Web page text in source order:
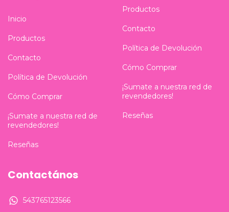
Inicio
Productos
Contacto
Política de Devolución
Cómo Comprar
¡Sumate a nuestra red de
revendedores!
Reseñas
Productos
Contacto
Política de Devolución
Cómo Comprar
¡Sumate a nuestra red de
revendedores!
Reseñas
Contactános
543765123566